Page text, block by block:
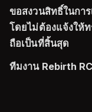
ขอสงวนสิทธิ์ในกา
โดยไม่ต้องแจ้งให้
ถือเป็นที่สิ้นสุด
ทีมงาน Rebirth RC